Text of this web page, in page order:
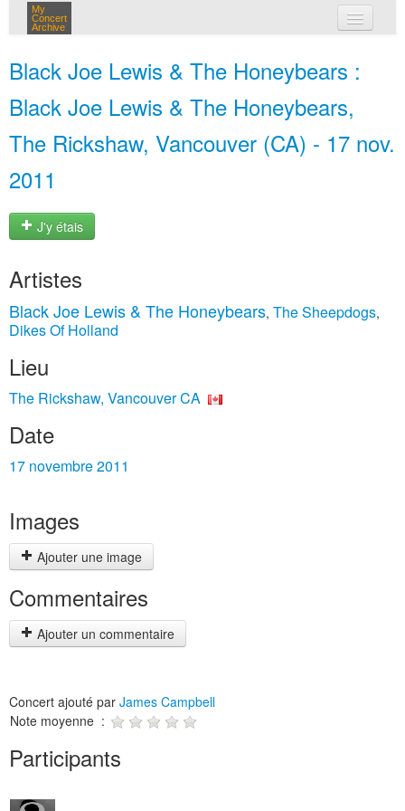
My
Concert
Archive
Black Joe Lewis & The Honeybears :
Black Joe Lewis & The Honeybears,
The Rickshaw, Vancouver (CA) - 17 nov.
2011
J'y étais
Artistes
Black Joe Lewis & The Honeybears, The Sheepdogs,
Dikes Of Holland
Lieu
The Rickshaw, Vancouver CA
Date
17 novembre 2011
Images
Ajouter une image
Commentaires
Ajouter un commentaire
Concert ajouté par James Campbell
Note moyenne :
Participants